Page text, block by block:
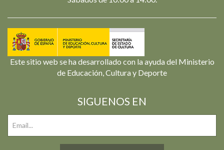
Este sitio web se ha desarrollado con la ayuda del Ministerio
de Educación, Cultura y Deporte
SIGUENOS EN